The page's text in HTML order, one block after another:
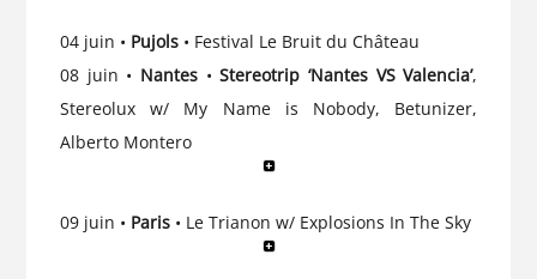
04 juin • Pujols• Festival Le Bruit du Château
08 juin • Nantes•Stereotrip ‘Nantes VS Valencia’,
Stereolux w/ My Name is Nobody, Betunizer,
Alberto Montero
09 juin • Paris• Le Trianon w/ Explosions In The Sky